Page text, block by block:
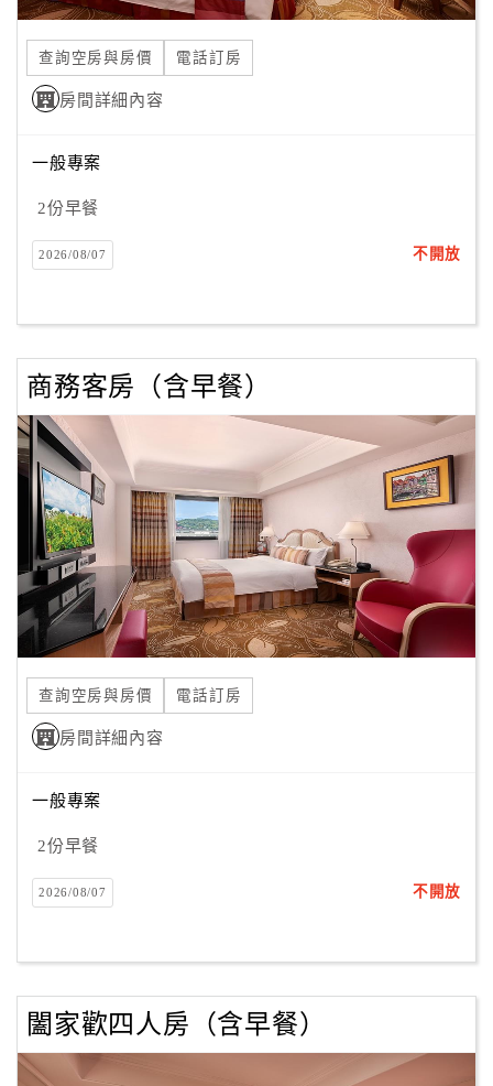
合
作
提
案
店
作
商
合
作
旅
伴
計
劃
商
品
宣
傳
查詢空房與房價 電話訂房
房間詳細內容
一般專案
2份早餐
2026/08/07 不開放
商務客房（含早餐）
查詢空房與房價 電話訂房
房間詳細內容
一般專案
2份早餐
2026/08/07 不開放
闔家歡四人房（含早餐）